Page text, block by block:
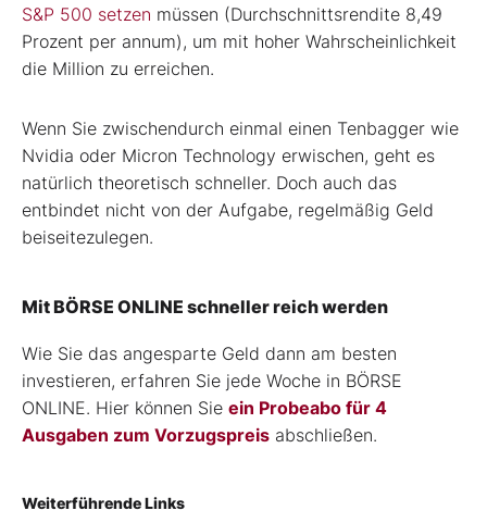
S&P 500 setzen müssen (Durchschnittsrendite 8,49
Prozent per annum), um mit hoher Wahrscheinlichkeit
die Million zu erreichen.
Wenn Sie zwischendurch einmal einen Tenbagger wie
Nvidia oder Micron Technology erwischen, geht es
natürlich theoretisch schneller. Doch auch das
entbindet nicht von der Aufgabe, regelmäßig Geld
beiseitezulegen.
Mit BÖRSE ONLINE schneller reich werden
Wie Sie das angesparte Geld dann am besten
investieren, erfahren Sie jede Woche in BÖRSE
ONLINE. Hier können Sie ein Probeabo für 4
Ausgaben zum Vorzugspreis abschließen.
Weiterführende Links